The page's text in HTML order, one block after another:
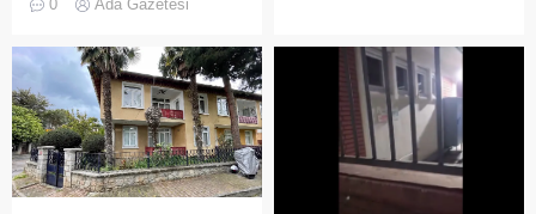
çevre kirliliğine neden olan
geniş çaplı bir temizlik ve
denetim operasyonu
gerçekleştirildi.
0 Ada Gazetesi